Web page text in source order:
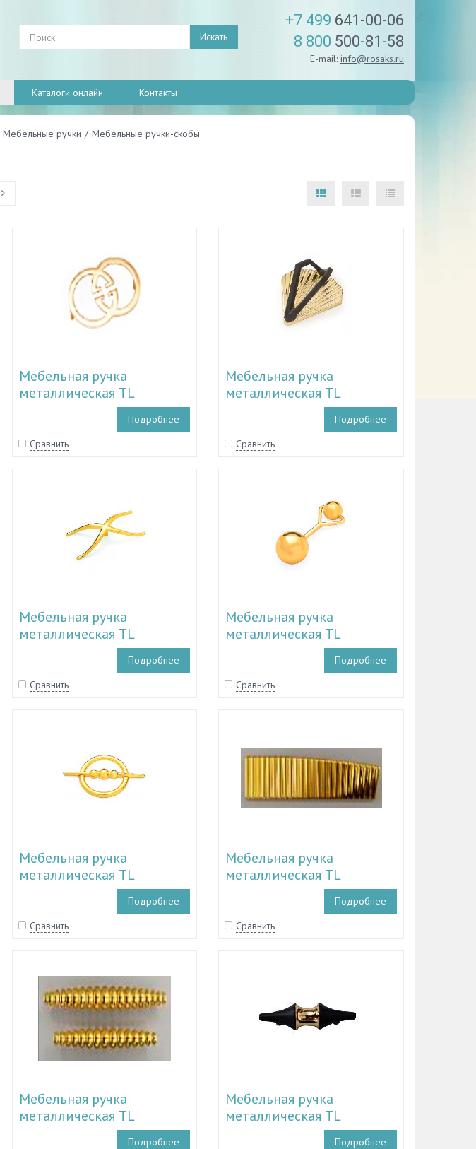
Искать
+7 499 641-00-06
8 800 500-81-58
E-mail: info@rosaks.ru
Каталоги онлайн Контакты
Мебельные ручки / Мебельные ручки-скобы
Мебельная ручка
металлическая TL
51.10042 - TL 51.10044
Подробнее
Сравнить
Мебельная ручка
металлическая TL
51.10039 - TL 51.10041
Подробнее
Сравнить
Мебельная ручка
металлическая TL
51.10027 - TL 51.10029
Подробнее
Сравнить
Мебельная ручка
металлическая TL
51.10024 - TL 51.10026
Подробнее
Сравнить
Мебельная ручка
металлическая TL
51.10015 - TL 51.10017
Подробнее
Сравнить
Мебельная ручка
металлическая TL
51.10012 - TL 51.10014
Подробнее
Сравнить
Мебельная ручка
металлическая TL
51.10000 - TL 51.10005
Подробнее
Мебельная ручка
металлическая TL
50.10036 - TL 50.10047
Подробнее